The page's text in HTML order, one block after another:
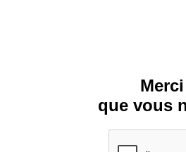
que vous